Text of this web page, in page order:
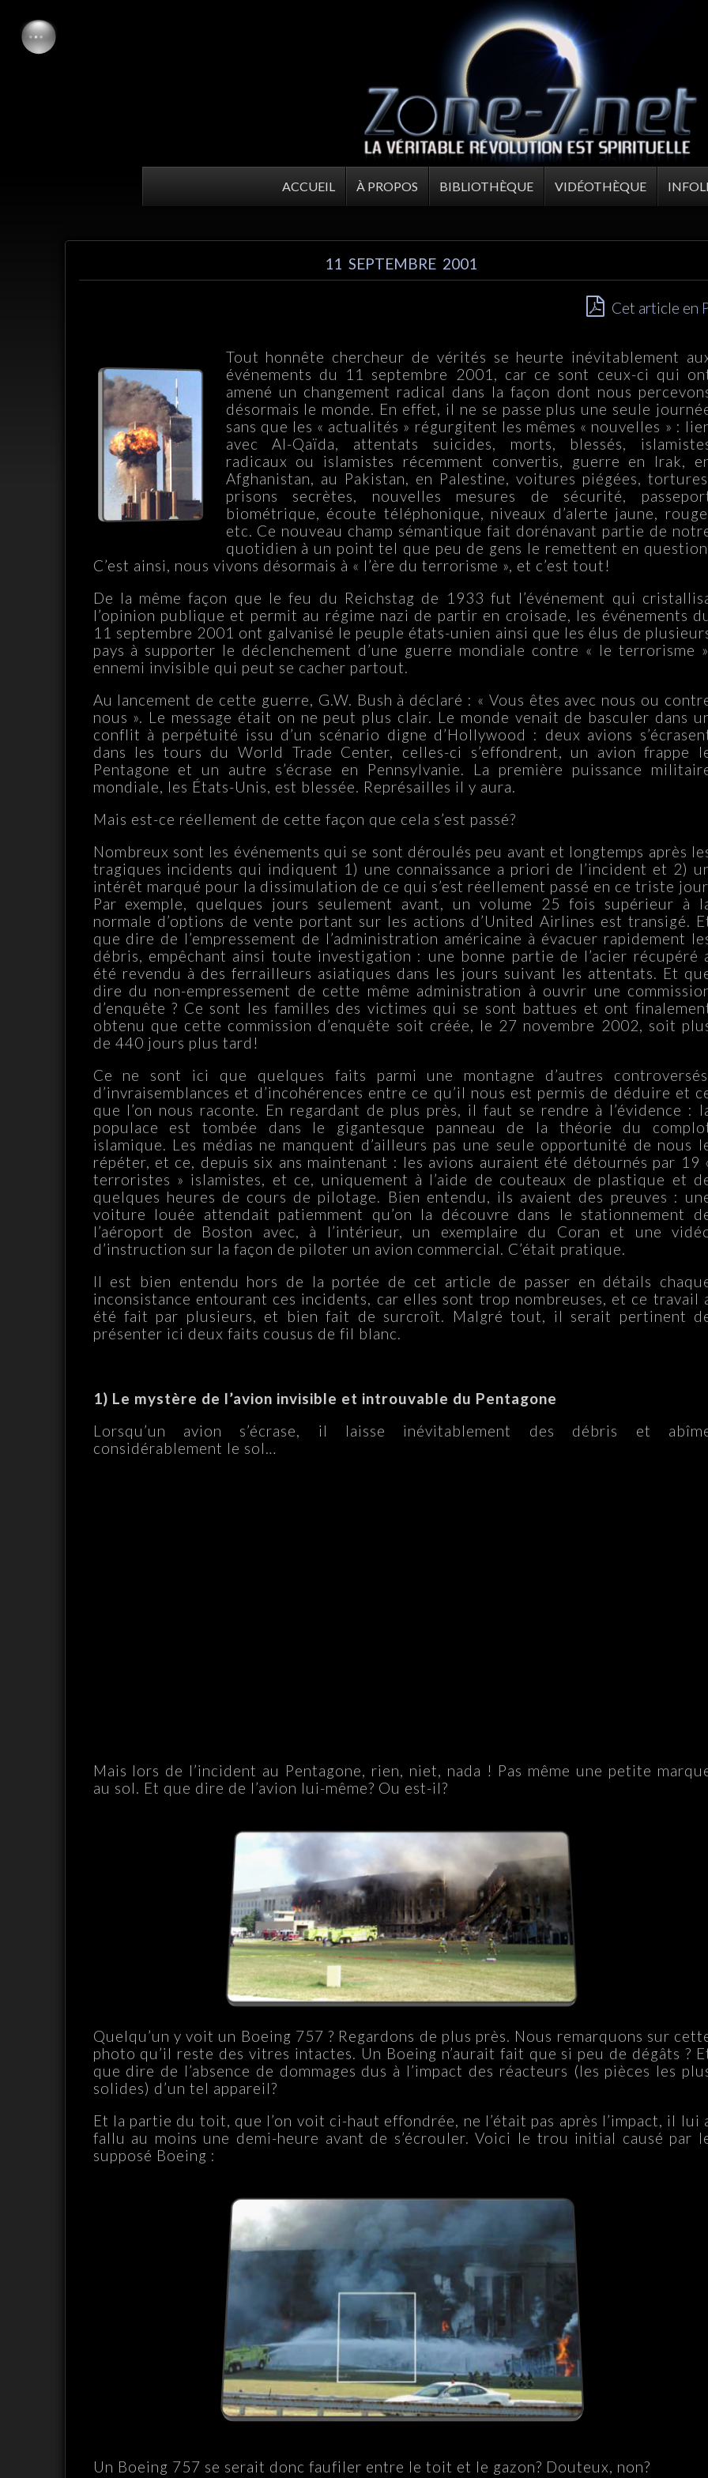
ACCUEIL À PROPOS BIBLIOTHÈQUE VIDÉOTHÈQUE
11 SEPTEMBRE 2001
Cet article en
Tout honnête chercheur de vérités se heurte inévitablement
événements du 11 septembre 2001, car ce sont ceux-ci qui
amené un changement radical dans la façon dont nous
désormais le monde. En effet, il ne se passe plus une seule
sans que les « actualités » régurgitent les mêmes « nouvelles » :
avec Al-Qaïda, attentats suicides, morts, blessés,
radicaux ou islamistes récemment convertis, guerre en Irak,
Afghanistan, au Pakistan, en Palestine, voitures piégées, tortures,
prisons secrètes, nouvelles mesures de sécurité,
biométrique, écoute téléphonique, niveaux d’alerte jaune, rouge,
etc. Ce nouveau champ sémantique fait dorénavant partie de
quotidien à un point tel que peu de gens le remettent en question.
C’est ainsi, nous vivons désormais à « l’ère du terrorisme », et c’est tout!
De la même façon que le feu du Reichstag de 1933 fut l’événement qui
l’opinion publique et permit au régime nazi de partir en croisade, les événements
11 septembre 2001 ont galvanisé le peuple états-unien ainsi que les élus de
pays à supporter le déclenchement d’une guerre mondiale contre « le terrorisme »,
ennemi invisible qui peut se cacher partout.
Au lancement de cette guerre, G.W. Bush à déclaré : « Vous êtes avec nous ou
nous ». Le message était on ne peut plus clair. Le monde venait de basculer dans
conflit à perpétuité issu d’un scénario digne d’Hollywood : deux avions
dans les tours du World Trade Center, celles-ci s’effondrent, un avion frappe
Pentagone et un autre s’écrase en Pennsylvanie. La première puissance
mondiale, les États-Unis, est blessée. Représailles il y aura.
Mais est-ce réellement de cette façon que cela s’est passé?
Nombreux sont les événements qui se sont déroulés peu avant et longtemps après
tragiques incidents qui indiquent 1) une connaissance a priori de l’incident et 2)
intérêt marqué pour la dissimulation de ce qui s’est réellement passé en ce triste jour.
Par exemple, quelques jours seulement avant, un volume 25 fois supérieur à
normale d’options de vente portant sur les actions d’United Airlines est transigé.
que dire de l’empressement de l’administration américaine à évacuer rapidement
débris, empêchant ainsi toute investigation : une bonne partie de l’acier récupéré
été revendu à des ferrailleurs asiatiques dans les jours suivant les attentats. Et
dire du non-empressement de cette même administration à ouvrir une
d’enquête ? Ce sont les familles des victimes qui se sont battues et ont
obtenu que cette commission d’enquête soit créée, le 27 novembre 2002, soit
de 440 jours plus tard!
Ce ne sont ici que quelques faits parmi une montagne d’autres controversés,
d’invraisemblances et d’incohérences entre ce qu’il nous est permis de déduire et
que l’on nous raconte. En regardant de plus près, il faut se rendre à l’évidence :
populace est tombée dans le gigantesque panneau de la théorie du
islamique. Les médias ne manquent d’ailleurs pas une seule opportunité de nous
répéter, et ce, depuis six ans maintenant : les avions auraient été détournés par 19
terroristes » islamistes, et ce, uniquement à l’aide de couteaux de plastique et
quelques heures de cours de pilotage. Bien entendu, ils avaient des preuves :
voiture louée attendait patiemment qu’on la découvre dans le stationnement
l’aéroport de Boston avec, à l’intérieur, un exemplaire du Coran et une
d’instruction sur la façon de piloter un avion commercial. C’était pratique.
Il est bien entendu hors de la portée de cet article de passer en détails
inconsistance entourant ces incidents, car elles sont trop nombreuses, et ce travail
été fait par plusieurs, et bien fait de surcroît. Malgré tout, il serait pertinent
présenter ici deux faits cousus de fil blanc.
1) Le mystère de l’avion invisible et introuvable du Pentagone
Lorsqu’un avion s’écrase, il laisse inévitablement des débris et
considérablement le sol…
Mais lors de l’incident au Pentagone, rien, niet, nada ! Pas même une petite
au sol. Et que dire de l’avion lui-même? Ou est-il?
Quelqu’un y voit un Boeing 757 ? Regardons de plus près. Nous remarquons sur
photo qu’il reste des vitres intactes. Un Boeing n’aurait fait que si peu de dégâts ?
que dire de l’absence de dommages dus à l’impact des réacteurs (les pièces les
solides) d’un tel appareil?
Et la partie du toit, que l’on voit ci-haut effondrée, ne l’était pas après l’impact, il lui
fallu au moins une demi-heure avant de s’écrouler. Voici le trou initial causé par
supposé Boeing :
Un Boeing 757 se serait donc faufiler entre le toit et le gazon? Douteux, non?